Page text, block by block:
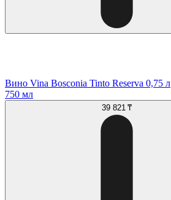
Вино Vina Bosconia Tinto Reserva 0,75 л
750 мл
39 821 ₸